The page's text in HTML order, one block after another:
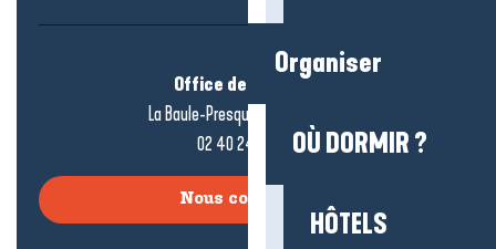
Organiser
OÙ DORMIR ?
HÔTELS
Office de tourisme
La Baule-Presqu’île de Guérande
02 40 24 34 44
Nous contacter